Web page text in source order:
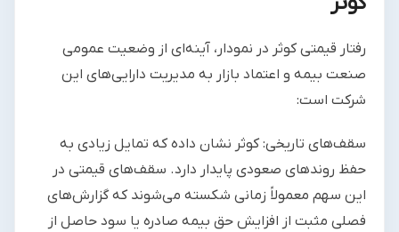
رفتار قیمتی کوثر در نمودار، آینه‌ای از وضعیت عمومی
صنعت بیمه و اعتماد بازار به مدیریت دارایی‌های این
شرکت است:
سقف‌های تاریخی: کوثر نشان داده که تمایل زیادی به
حفظ روندهای صعودی پایدار دارد. سقف‌های قیمتی در
این سهم معمولاً زمانی شکسته می‌شوند که گزارش‌های
فصلی مثبت از افزایش حق بیمه صادره یا سود حاصل از